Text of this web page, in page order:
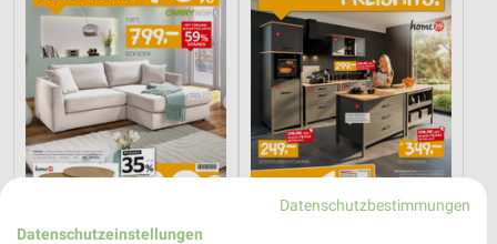
Datenschutzbestimmungen
Datenschutzeinstellungen